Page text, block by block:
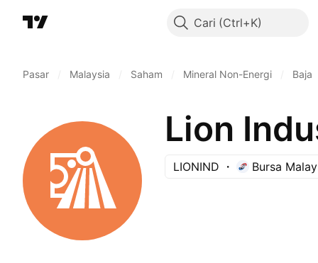
Cari
Pasar Malaysia Saham Mineral Non-Energi Baja
Lion
LIONIND Bursa